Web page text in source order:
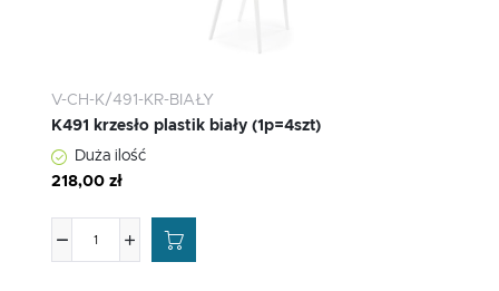
V-CH-K/491-KR-BIAŁY
K491 krzesło plastik biały (1p=4szt)
Duża ilość
218,00 zł